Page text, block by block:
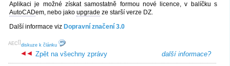
Aplikaci je možné získat samostatně formou nové licence, v balíčku s
AutoCADem, nebo jako upgrade ze starší verze DZ.
Další informace viz Dopravní značení 3.0
[
AEC ]
diskuze k článku
další informace?
Zpět na všechny zprávy